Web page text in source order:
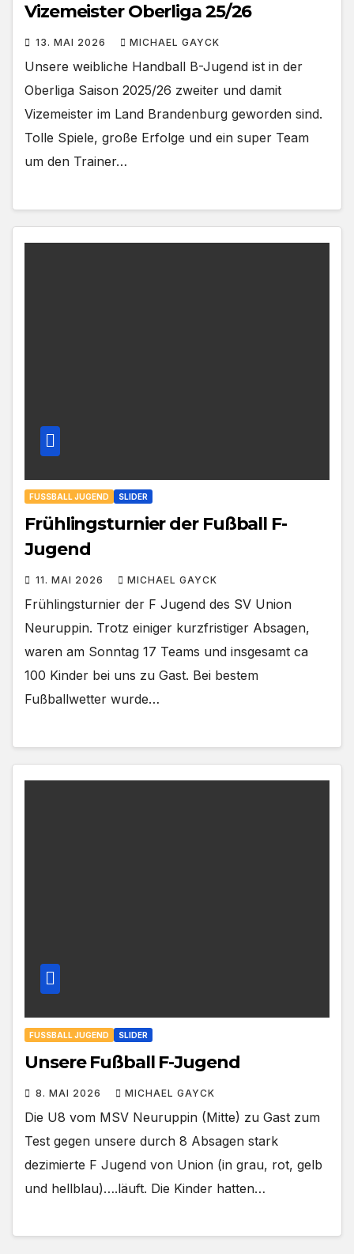
Vizemeister Oberliga 25/26
13. MAI 2026 MICHAEL GAYCK
Unsere weibliche Handball B-Jugend ist in der
Oberliga Saison 2025/26 zweiter und damit
Vizemeister im Land Brandenburg geworden sind.
Tolle Spiele, große Erfolge und ein super Team
um den Trainer…
FUSSBALL JUGEND SLIDER
Frühlingsturnier der Fußball F-
Jugend
11. MAI 2026 MICHAEL GAYCK
Frühlingsturnier der F Jugend des SV Union
Neuruppin. Trotz einiger kurzfristiger Absagen,
waren am Sonntag 17 Teams und insgesamt ca
100 Kinder bei uns zu Gast. Bei bestem
Fußballwetter wurde…
FUSSBALL JUGEND SLIDER
Unsere Fußball F-Jugend
8. MAI 2026 MICHAEL GAYCK
Die U8 vom MSV Neuruppin (Mitte) zu Gast zum
Test gegen unsere durch 8 Absagen stark
dezimierte F Jugend von Union (in grau, rot, gelb
und hellblau)….läuft. Die Kinder hatten…